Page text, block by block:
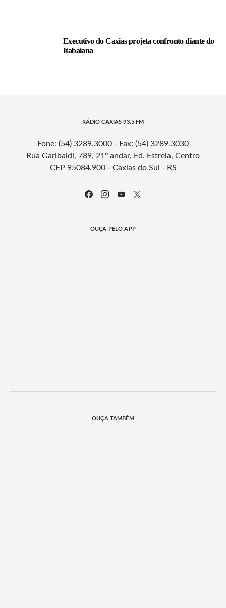
Executivo do Caxias projeta confronto diante do
Itabaiana
RÁDIO CAXIAS 93.5 FM
Fone: (54) 3289.3000 - Fax: (54) 3289.3030
Rua Garibaldi, 789, 21º andar, Ed. Estrela, Centro
CEP 95084.900 - Caxias do Sul - RS
OUÇA PELO APP
OUÇA TAMBÉM